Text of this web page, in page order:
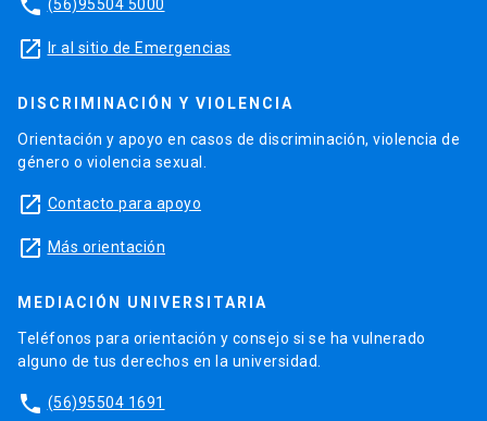
phone (56)95504 5000
launch Ir al sitio de Emergencias
DISCRIMINACIÓN Y VIOLENCIA
Orientación y apoyo en casos de discriminación, violencia de
género o violencia sexual.
launch Contacto para apoyo
launch Más orientación
MEDIACIÓN UNIVERSITARIA
Teléfonos para orientación y consejo si se ha vulnerado
alguno de tus derechos en la universidad.
phone (56)95504 1691